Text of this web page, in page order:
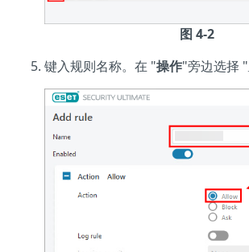
图 4-2
键入规则名称。在 "操作"旁边选择 "